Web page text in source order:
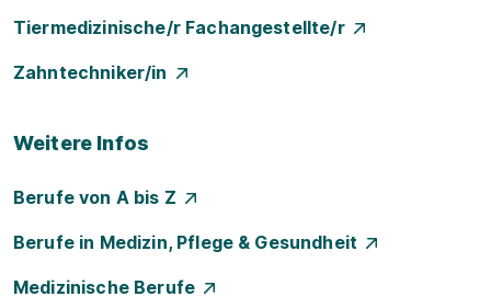
Tiermedizinische/r Fachangestellte/r
Zahntechniker/in
Weitere Infos
Berufe von A bis Z
Berufe in Medizin, Pflege & Gesundheit
Medizinische Berufe